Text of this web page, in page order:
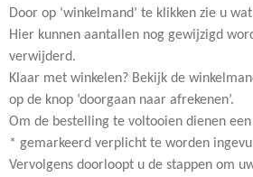
Door op ‘winkelmand’ te klikken zie u
Hier kunnen aantallen nog gewijzigd
verwijderd.
Klaar met winkelen? Bekijk de
op de knop ‘doorgaan naar afrekenen’.
Om de bestelling te voltooien dienen
* gemarkeerd verplicht te worden
Vervolgens doorloopt u de stappen om